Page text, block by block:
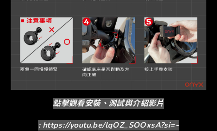
點擊觀看安裝、測試與介紹影片
: https://youtu.be/lqOZ_SOOxsA?si=-